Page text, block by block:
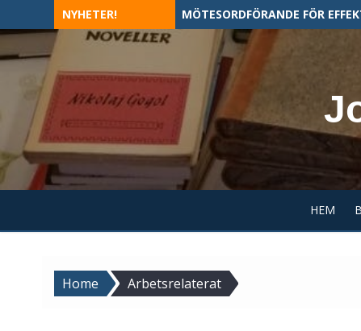
to
content
NYHETER! MÖTESORDFÖRANDE FÖR
HEM
Home Arbetsrelaterat